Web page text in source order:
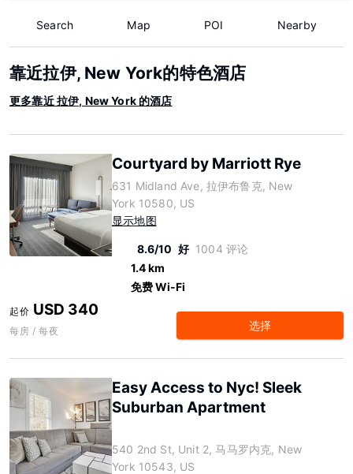
Search Map POI Nearby
靠近拉伊, New York的特色酒店
更多靠近 拉伊, New York 的酒店
Courtyard by Marriott Rye
631 Midland Ave, 拉伊布鲁克, New
York 10580, US
显示地图
8.6/10 好 1004 评论
1.4 km
免费 Wi-Fi
起价 USD 340
每房 / 每夜 选择
Easy Access to Nyc! Sleek
Suburban Apartment
540 2nd St, Unit 2, 马马罗内克, New
York 10543, US